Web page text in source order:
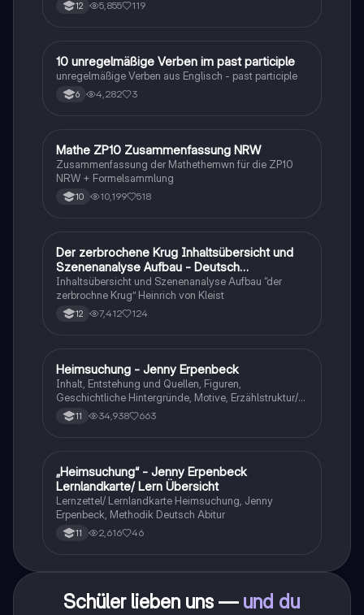
12 5,855 119
1 Englisch
10 unregelmäßige Verben im past participle
unregelmäßige Verben aus Englisch - past participle
6 4,282 3
Mathe
Mathe ZP10 Zusammenfassung NRW
Zusammenfassung der Mathethemwn für die ZP10
NRW + Formelsammlung
10 10,199 518
Deutsch
Der zerbrochene Krug Inhaltsübersicht und
Szenenanalyse Aufbau - Deutsch
Q1/Q2/Abitur
Inhaltsübersicht und Szenenanalyse Aufbau “der
zerbrochne Krug” Heinrich von Kleist
12 7,412 124
Deutsch
Heimsuchung - Jenny Erpenbeck
Inhalt, Entstehung und Quellen, Figuren,
Geschichtliche Hintergründe, Motive, Erzählstruktur/-
stil 11 34,938 663
Deutsch
„Heimsuchung“ - Jenny Erpenbeck
Lernlandkarte/ Lern Übersicht
Lernzettel/ Lernlandkarte Heimsuchung, Jenny
Erpenbeck, Methodik Deutsch Abitur
11 2,616 46
Schüler lieben uns — und du